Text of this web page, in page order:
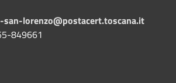
san-lorenzo@postacert.toscana.it
849661